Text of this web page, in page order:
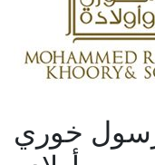
خوري